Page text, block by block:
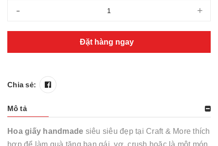
- +
Đặt hàng ngay
Chia sẻ:
Mô tả
Hoa giấy handmade siêu siêu đẹp tại Craft & More thích
hợp để làm quà tặng bạn gái, vợ, crush hoặc là một món